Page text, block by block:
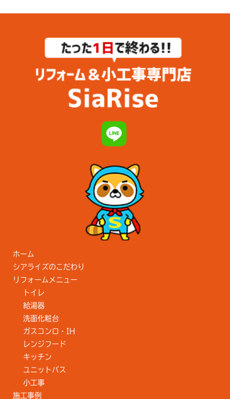
ホーム
シアライズのこだわり
リフォームメニュー
トイレ
給湯器
洗面化粧台
ガスコンロ・IH
レンジフード
キッチン
ユニットバス
小工事
施工事例